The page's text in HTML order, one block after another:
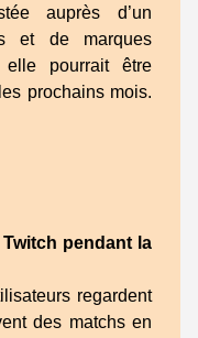
auprès d’un
et de marques
elle pourrait être
prochains mois.
pendant la
regardent
des matchs en